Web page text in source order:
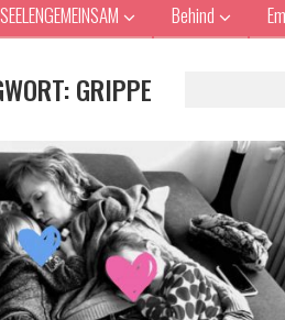
Behind
GRIPPE